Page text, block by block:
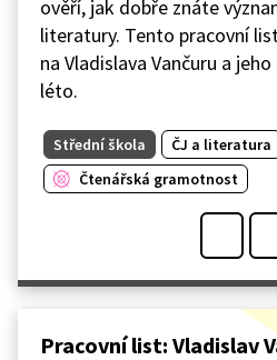
ověří, jak dobře znáte
literatury. Tento pracovní
na Vladislava Vančuru a
léto.
Střední škola
ČJ a literatura
Čtenářská gramotnost
Pracovní list: Vladislav